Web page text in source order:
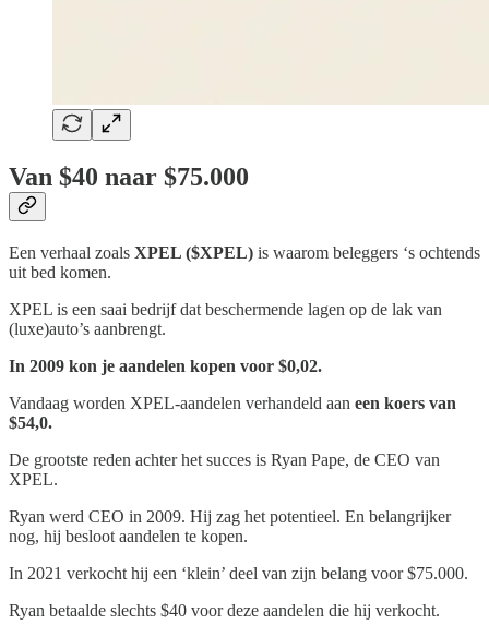
Van $40 naar $75.000
Een verhaal zoals XPEL ($XPEL) is waarom beleggers ‘s ochtends
uit bed komen.
XPEL is een saai bedrijf dat beschermende lagen op de lak van
(luxe)auto’s aanbrengt.
In 2009 kon je aandelen kopen voor $0,02.
Vandaag worden XPEL-aandelen verhandeld aan een koers van
$54,0.
De grootste reden achter het succes is Ryan Pape, de CEO van
XPEL.
Ryan werd CEO in 2009. Hij zag het potentieel. En belangrijker
nog, hij besloot aandelen te kopen.
In 2021 verkocht hij een ‘klein’ deel van zijn belang voor $75.000.
Ryan betaalde slechts $40 voor deze aandelen die hij verkocht.